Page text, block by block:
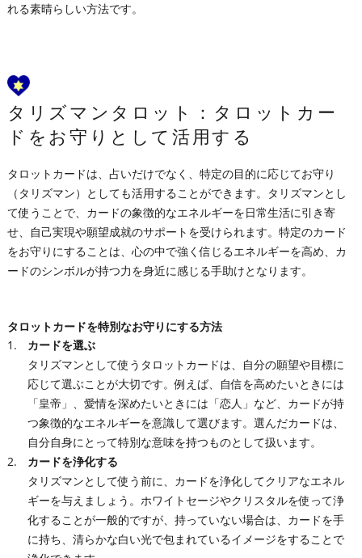
れる素晴らしい方法です。
タリズマンタロット：タロットカー
ドをお守りとして活用する
タロットカードは、占いだけでなく、特定の目的に応じてお守り
（タリズマン）としても活用することができます。タリズマンとし
て使うことで、カードの象徴的なエネルギーを日常生活に引き寄
せ、自己実現や願望成就のサポートを受けられます。特定のカード
をお守りにすることは、心の中で強く信じるエネルギーを高め、カ
ードのシンボルが持つ力を身近に感じる手助けとなります。
タロットカードを特別なお守りにする方法
カードを選ぶ
タリズマンとして使うタロットカードは、自分の願望や目標に
応じて選ぶことが大切です。例えば、自信を高めたいときには
「皇帝」、愛情を深めたいときには「恋人」など、カードが持
つ象徴的なエネルギーを意識して選びます。選んだカードは、
自分自身にとって特別な意味を持つものとして扱います。
カードを浄化する
タリズマンとして使う前に、カードを浄化してクリアなエネル
ギーを与えましょう。ホワイトセージやクリスタルを使って浄
化することが一般的ですが、持っていない場合は、カードを手
に持ち、清らかな白い光で包まれているイメージをすることで